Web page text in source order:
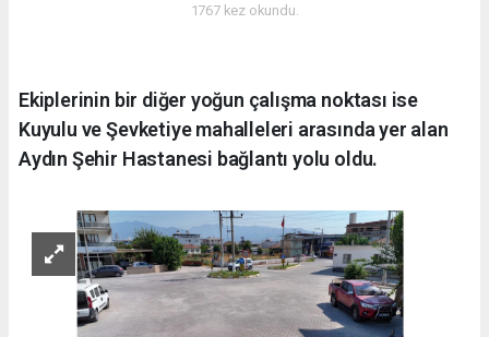
1767 kez okundu.
Ekiplerinin bir diğer yoğun çalışma noktası ise
Kuyulu ve Şevketiye mahalleleri arasında yer alan
Aydın Şehir Hastanesi bağlantı yolu oldu.